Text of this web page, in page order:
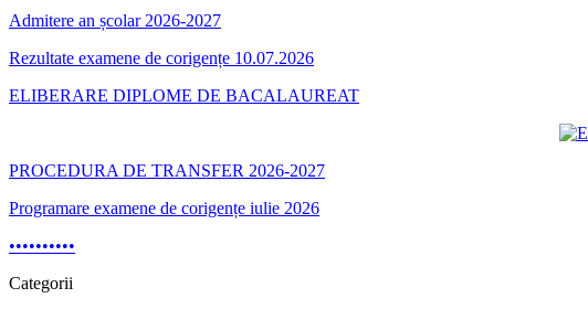
Admitere an școlar 2026-2027
Rezultate examene de corigențe 10.07.2026
ELIBERARE DIPLOME DE BACALAUREAT
PROCEDURA DE TRANSFER 2026-2027
Programare examene de corigențe iulie 2026
••••••••••
Categorii